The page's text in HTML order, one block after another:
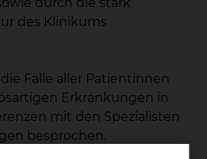
des Klinikums
Fälle aller Patientinnen
Erkrankungen in
mit den Spezialisten
besprochen.